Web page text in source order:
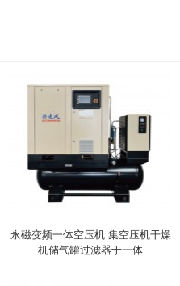
永磁变频一体空压机 集空压机干燥
机储气罐过滤器于一体